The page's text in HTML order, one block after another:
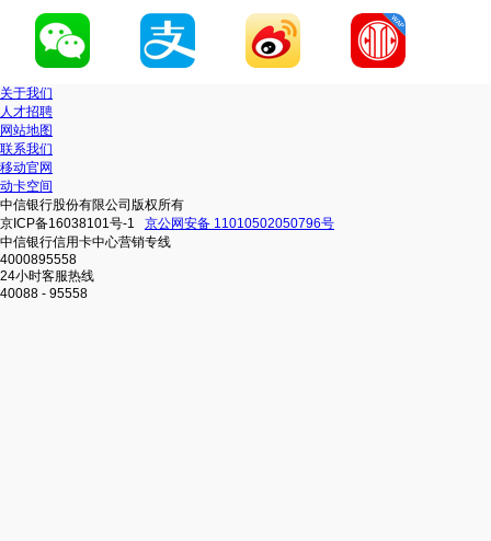
关于我们
人才招聘
网站地图
联系我们
移动官网
动卡空间
中信银行股份有限公司版权所有
京ICP备16038101号-1
京公网安备 11010502050796号
中信银行信用卡中心营销专线
4000895558
24小时客服热线
40088 - 95558